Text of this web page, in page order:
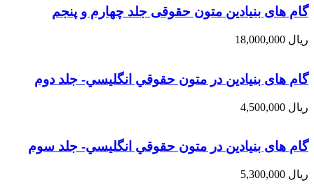
گام های بنیادین متون حقوقی جلد چهارم و پنجم
ریال
گام های بنیادین در متون حقوقي انگليسي- جلد دوم
ریال
گام های بنیادین در متون حقوقي انگليسي- جلد سوم
ریال